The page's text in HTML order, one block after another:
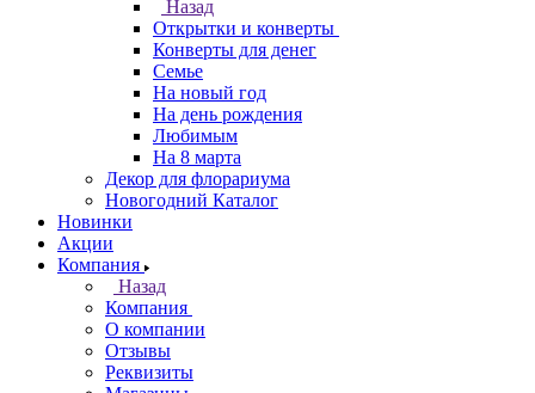
Назад
Открытки и конверты
Конверты для денег
Семье
На новый год
На день рождения
Любимым
На 8 марта
Декор для флорариума
Новогодний Каталог
Новинки
Акции
Компания
Назад
Компания
О компании
Отзывы
Реквизиты